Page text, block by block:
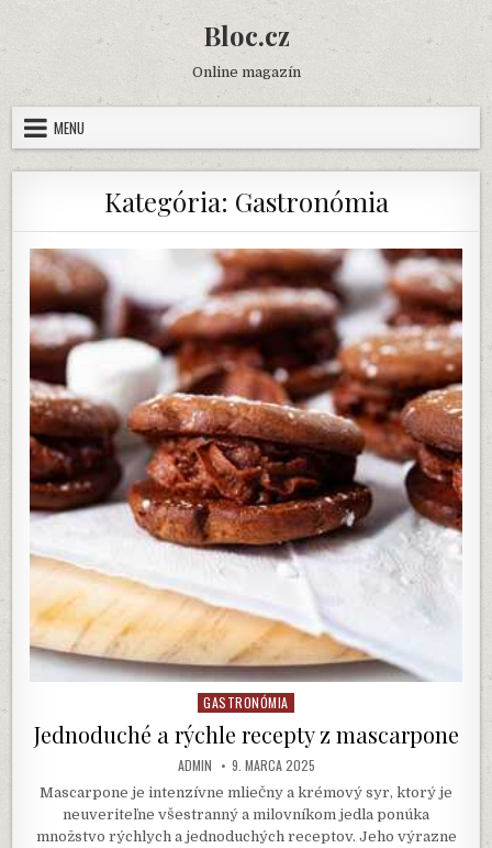
content
Bloc.cz
Online magazín
MENU
Kategória: Gastronómia
Posted
in
GASTRONÓMIA
Jednoduché a rýchle recepty z mascarpone
AUTHOR:
ADMIN PUBLISHED
DATE:
9. MARCA 2025
Mascarpone je intenzívne mliečny a krémový syr, ktorý je
neuveriteľne všestranný a milovníkom jedla ponúka
množstvo rýchlych a jednoduchých receptov. Jeho výrazne